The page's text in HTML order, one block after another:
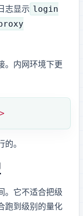
志显示 login
接。内网环境下更
>
行的。
间。它不适合把 70B 级
35B 级别的 4bit 量化